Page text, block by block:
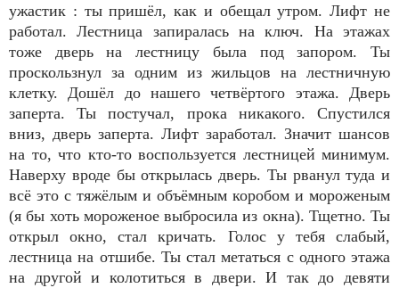
ужастик : ты пришёл, как и обещал утром. Лифт не
работал. Лестница запиралась на ключ. На этажах
тоже дверь на лестницу была под запором. Ты
проскользнул за одним из жильцов на лестничную
клетку. Дошёл до нашего четвёртого этажа. Дверь
заперта. Ты постучал, прока никакого. Спустился
вниз, дверь заперта. Лифт заработал. Значит шансов
на то, что кто-то воспользуется лестницей минимум.
Наверху вроде бы открылась дверь. Ты рванул туда и
всё это с тяжёлым и объёмным коробом и мороженым
(я бы хоть мороженое выбросила из окна). Тщетно. Ты
открыл окно, стал кричать. Голос у тебя слабый,
лестница на отшибе. Ты стал метаться с одного этажа
на другой и колотиться в двери. И так до девяти